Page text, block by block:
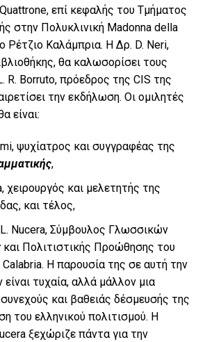
επί κεφαλής του Τμήματος
στην Πολυκλινική Madonna della
Ρέτζιο Καλάμπρια. Η Δρ. D. Neri,
θα καλωσορίσει τους
R. Borruto, πρόεδρος της CIS της
την εκδήλωση. Οι ομιλητές
είναι:
ψυχίατρος και συγγραφέας της
,
χειρουργός και μελετητής της
και τέλος,
Nucera, Σύμβουλος Γλωσσικών
και Πολιτιστικής Προώθησης του
Η παρουσία της σε αυτή την
τυχαία, αλλά μάλλον μια
και βαθειάς δέσμευσής της
του ελληνικού πολιτισμού. Η
ξεχώριζε πάντα για την